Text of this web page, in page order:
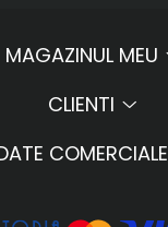
MAGAZINUL MEU
CLIENTI
COMERCIALE